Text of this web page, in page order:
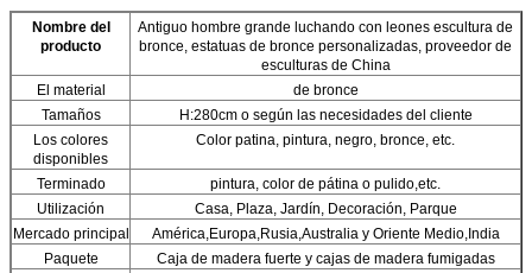
Nombre del
producto
Antiguo hombre grande luchando con leones escultura de
bronce, estatuas de bronce personalizadas, proveedor de
esculturas de China
El material
de bronce
Tamaños
H:280cm o según las necesidades del cliente
Los colores
disponibles
Color patina, pintura, negro, bronce, etc.
Terminado
pintura, color de pátina o pulido,etc.
Utilización
Casa, Plaza, Jardín, Decoración, Parque
Mercado principal
América,Europa,Rusia,Australia y Oriente Medio,India
Paquete
Caja de madera fuerte y cajas de madera fumigadas